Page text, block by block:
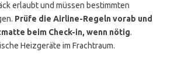
erlaubt und müssen bestimmten
Prüfe die Airline-Regeln vorab und
beim Check-in, wenn nötig.
Heizgeräte im Frachtraum.